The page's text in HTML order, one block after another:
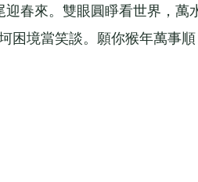
來。雙眼圓睜看世界，萬
困境當笑談。願你猴年萬事